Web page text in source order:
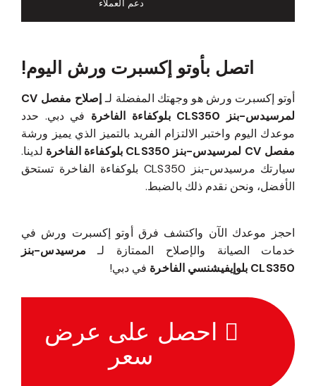
اتصل بأوتو إكسبرت ورش اليوم!
أوتو إكسبرت ورش هو وجهتك المفضلة لـ
إصلاح مفصل CV
لمرسيدس-بنز CLS350 بلوكفاءة الفاخرة
في دبي. حدد
موعدك اليوم واختبر الالتزام الفريد بالتميز الذي يميز ورشة
مفصل CV لمرسيدس-بنز CLS350 بلوكفاءة الفاخرة
لدينا.
سيارتك مرسيدس-بنز CLS350 بلوكفاءة الفاخرة تستحق
الأفضل، ونحن نقدم ذلك بالضبط.
احجز موعدك الآن واكتشف فرق أوتو إكسبرت ورش في
خدمات الصيانة والإصلاح الممتازة لـ مرسيدس-بنز
CLS350 بلوإيفيشنسي الفاخرة
في دبي!
احصل على عرض
سعر